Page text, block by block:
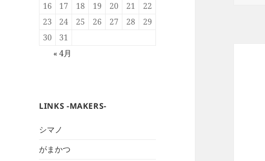
16
17 18 19 20 21
22
23
24 25 26 27 28
29
30
31
« 4月
LINKS -MAKERS-
シマノ
がまかつ